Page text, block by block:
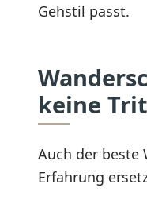
Gehstil passt.
keine
Auch der beste
Erfahrung